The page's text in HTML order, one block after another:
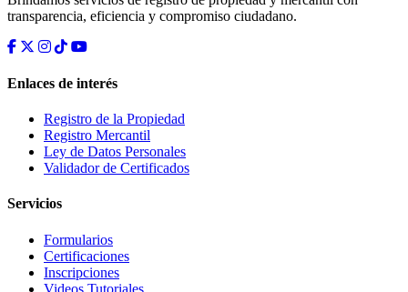
transparencia, eficiencia y compromiso ciudadano.
Enlaces de interés
Registro de la Propiedad
Registro Mercantil
Ley de Datos Personales
Validador de Certificados
Servicios
Formularios
Certificaciones
Inscripciones
Videos Tutoriales